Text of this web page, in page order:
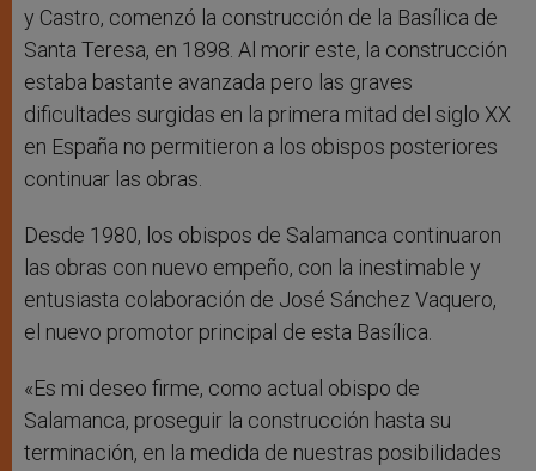
y Castro, comenzó la construcción de la Basílica de
Santa Teresa, en 1898. Al morir este, la construcción
estaba bastante avanzada pero las graves
dificultades surgidas en la primera mitad del siglo XX
en España no permitieron a los obispos posteriores
continuar las obras.
Desde 1980, los obispos de Salamanca continuaron
las obras con nuevo empeño, con la inestimable y
entusiasta colaboración de José Sánchez Vaquero,
el nuevo promotor principal de esta Basílica.
«Es mi deseo firme, como actual obispo de
Salamanca, proseguir la construcción hasta su
terminación, en la medida de nuestras posibilidades